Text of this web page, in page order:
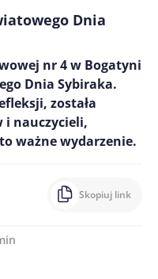
Dnia
nr 4 w Bogatyni
Dnia Sybiraka.
została
i nauczycieli,
ważne wydarzenie.
Skopiuj link